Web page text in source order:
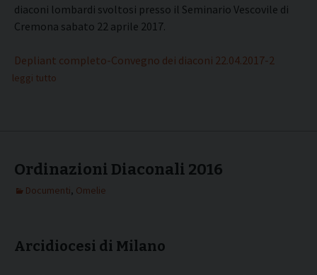
diaconi lombardi svoltosi presso il Seminario Vescovile di
Cremona sabato 22 aprile 2017.
Depliant completo-Convegno dei diaconi 22.04.2017-2
leggi tutto
Ordinazioni Diaconali 2016
Documenti, Omelie
Arcidiocesi di Milano